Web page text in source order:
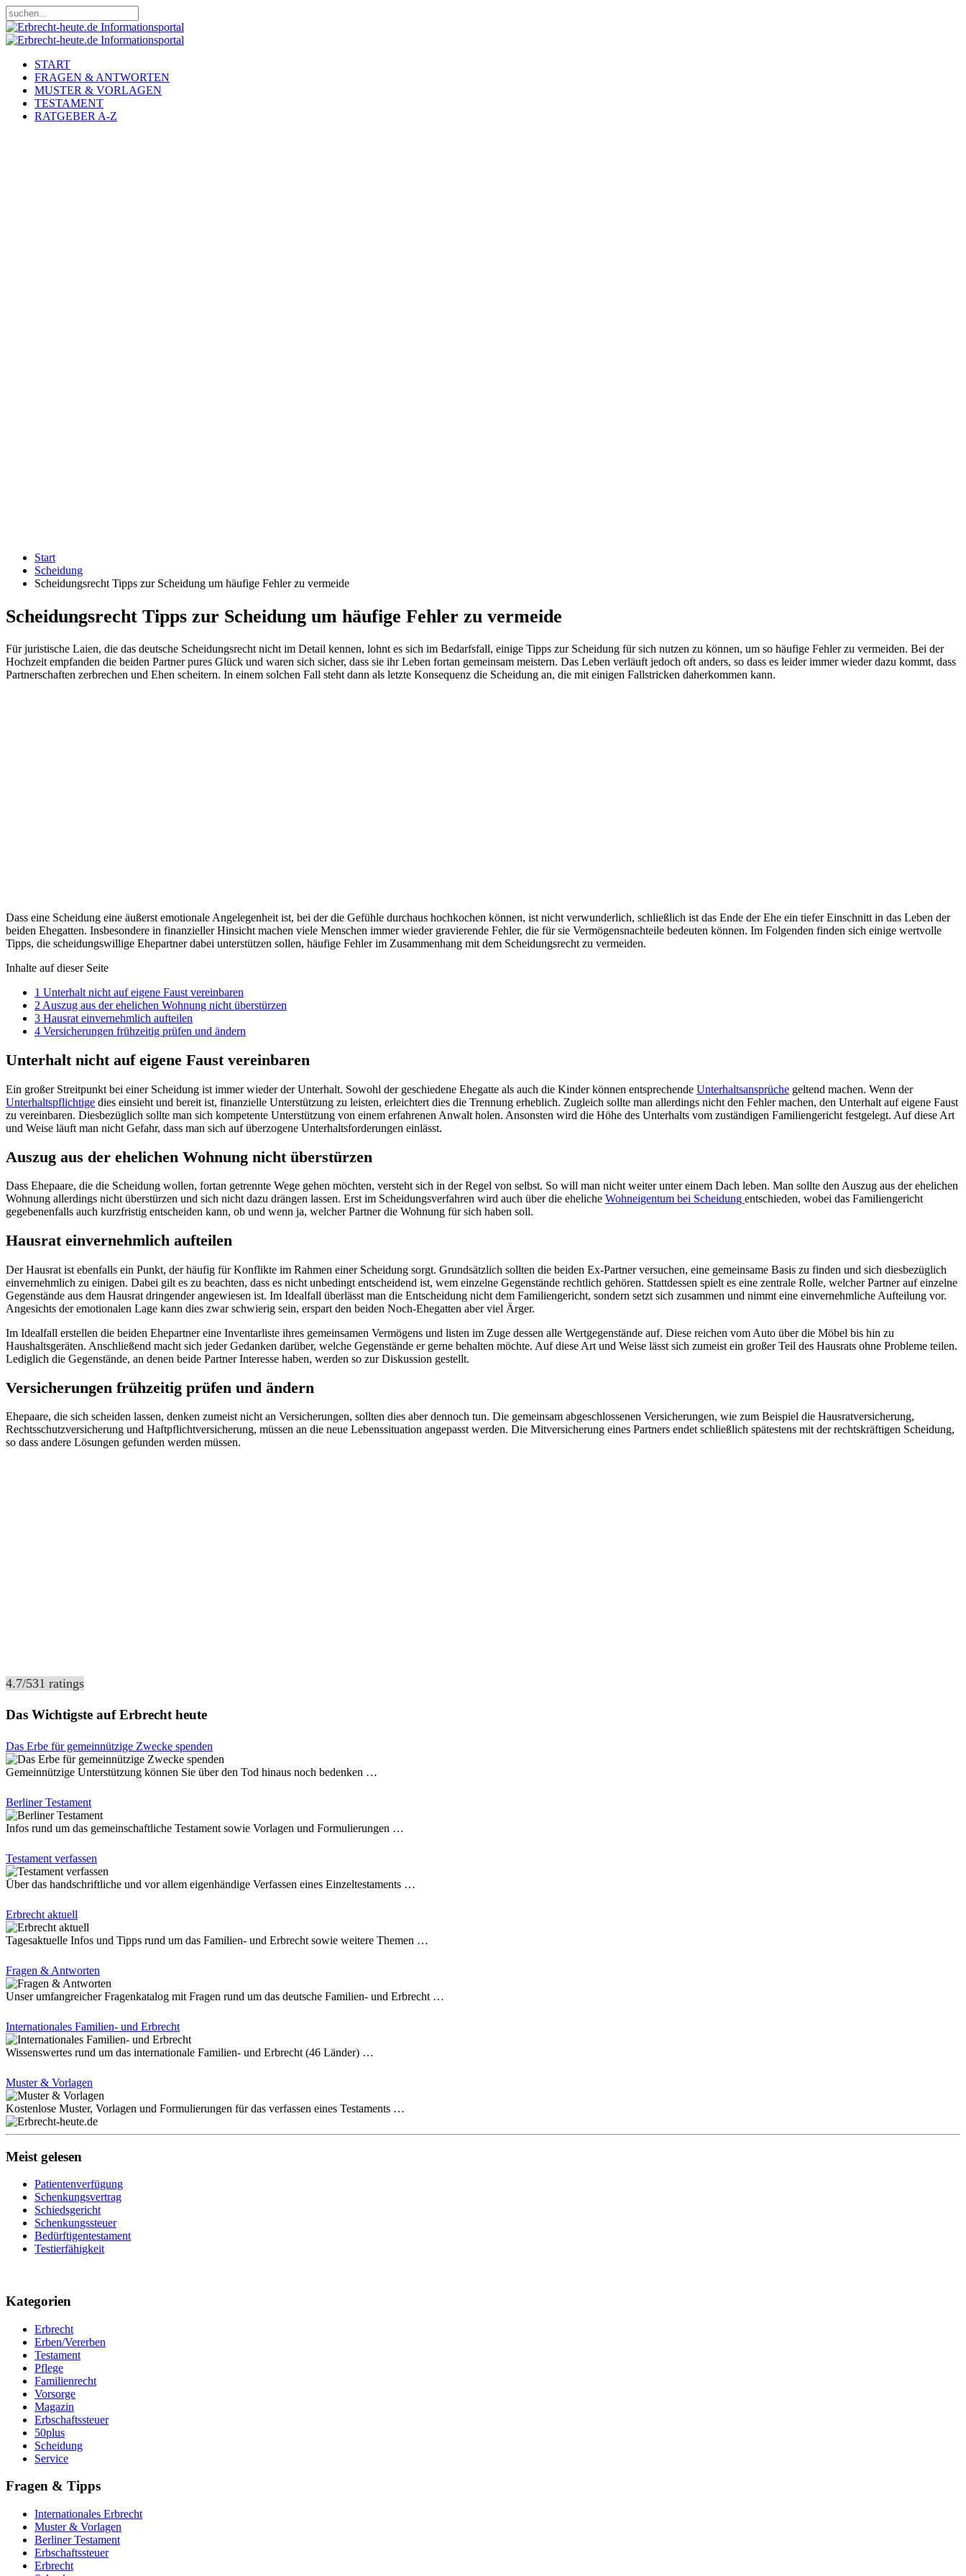
START
FRAGEN & ANTWORTEN
MUSTER & VORLAGEN
TESTAMENT
RATGEBER A-Z
Start
Scheidung
Scheidungsrecht Tipps zur Scheidung um häufige Fehler zu vermeide
Scheidungsrecht Tipps zur Scheidung um häufige Fehler zu vermeide
Für juristische Laien, die das deutsche Scheidungsrecht nicht im Detail kennen, lohnt es sich im Bedarfsfall, einige Tipps zur Scheidung für sich nutzen zu können, um so häufige Fehler zu vermeiden. Bei der
Hochzeit empfanden die beiden Partner pures Glück und waren sich sicher, dass sie ihr Leben fortan gemeinsam meistern. Das Leben verläuft jedoch oft anders, so dass es leider immer wieder dazu kommt, dass
Partnerschaften zerbrechen und Ehen scheitern. In einem solchen Fall steht dann als letzte Konsequenz die Scheidung an, die mit einigen Fallstricken daherkommen kann.
Dass eine Scheidung eine äußerst emotionale Angelegenheit ist, bei der die Gefühle durchaus hochkochen können, ist nicht verwunderlich, schließlich ist das Ende der Ehe ein tiefer Einschnitt in das Leben der
beiden Ehegatten. Insbesondere in finanzieller Hinsicht machen viele Menschen immer wieder gravierende Fehler, die für sie Vermögensnachteile bedeuten können. Im Folgenden finden sich einige wertvolle
Tipps, die scheidungswillige Ehepartner dabei unterstützen sollen, häufige Fehler im Zusammenhang mit dem Scheidungsrecht zu vermeiden.
Inhalte auf dieser Seite
1 Unterhalt nicht auf eigene Faust vereinbaren
2 Auszug aus der ehelichen Wohnung nicht überstürzen
3 Hausrat einvernehmlich aufteilen
4 Versicherungen frühzeitig prüfen und ändern
Unterhalt nicht auf eigene Faust vereinbaren
Ein großer Streitpunkt bei einer Scheidung ist immer wieder der Unterhalt. Sowohl der geschiedene Ehegatte als auch die Kinder können entsprechende Unterhaltsansprüche geltend machen. Wenn der
Unterhaltspflichtige dies einsieht und bereit ist, finanzielle Unterstützung zu leisten, erleichtert dies die Trennung erheblich. Zugleich sollte man allerdings nicht den Fehler machen, den Unterhalt auf eigene Faust
zu vereinbaren. Diesbezüglich sollte man sich kompetente Unterstützung von einem erfahrenen Anwalt holen. Ansonsten wird die Höhe des Unterhalts vom zuständigen Familiengericht festgelegt. Auf diese Art
und Weise läuft man nicht Gefahr, dass man sich auf überzogene Unterhaltsforderungen einlässt.
Auszug aus der ehelichen Wohnung nicht überstürzen
Dass Ehepaare, die die Scheidung wollen, fortan getrennte Wege gehen möchten, versteht sich in der Regel von selbst. So will man nicht weiter unter einem Dach leben. Man sollte den Auszug aus der ehelichen
Wohnung allerdings nicht überstürzen und sich nicht dazu drängen lassen. Erst im Scheidungsverfahren wird auch über die eheliche Wohneigentum bei Scheidung entschieden, wobei das Familiengericht
gegebenenfalls auch kurzfristig entscheiden kann, ob und wenn ja, welcher Partner die Wohnung für sich haben soll.
Hausrat einvernehmlich aufteilen
Der Hausrat ist ebenfalls ein Punkt, der häufig für Konflikte im Rahmen einer Scheidung sorgt. Grundsätzlich sollten die beiden Ex-Partner versuchen, eine gemeinsame Basis zu finden und sich diesbezüglich
einvernehmlich zu einigen. Dabei gilt es zu beachten, dass es nicht unbedingt entscheidend ist, wem einzelne Gegenstände rechtlich gehören. Stattdessen spielt es eine zentrale Rolle, welcher Partner auf einzelne
Gegenstände aus dem Hausrat dringender angewiesen ist. Im Idealfall überlässt man die Entscheidung nicht dem Familiengericht, sondern setzt sich zusammen und nimmt eine einvernehmliche Aufteilung vor.
Angesichts der emotionalen Lage kann dies zwar schwierig sein, erspart den beiden Noch-Ehegatten aber viel Ärger.
Im Idealfall erstellen die beiden Ehepartner eine Inventarliste ihres gemeinsamen Vermögens und listen im Zuge dessen alle Wertgegenstände auf. Diese reichen vom Auto über die Möbel bis hin zu
Haushaltsgeräten. Anschließend macht sich jeder Gedanken darüber, welche Gegenstände er gerne behalten möchte. Auf diese Art und Weise lässt sich zumeist ein großer Teil des Hausrats ohne Probleme teilen.
Lediglich die Gegenstände, an denen beide Partner Interesse haben, werden so zur Diskussion gestellt.
Versicherungen frühzeitig prüfen und ändern
Ehepaare, die sich scheiden lassen, denken zumeist nicht an Versicherungen, sollten dies aber dennoch tun. Die gemeinsam abgeschlossenen Versicherungen, wie zum Beispiel die Hausratversicherung,
Rechtsschutzversicherung und Haftpflichtversicherung, müssen an die neue Lebenssituation angepasst werden. Die Mitversicherung eines Partners endet schließlich spätestens mit der rechtskräftigen Scheidung,
so dass andere Lösungen gefunden werden müssen.
4.7/531 ratings
Das Wichtigste auf Erbrecht heute
Das Erbe für gemeinnützige Zwecke spenden
Gemeinnützige Unterstützung können Sie über den Tod hinaus noch bedenken …
Berliner Testament
Infos rund um das gemeinschaftliche Testament sowie Vorlagen und Formulierungen …
Testament verfassen
Über das handschriftliche und vor allem eigenhändige Verfassen eines Einzeltestaments …
Erbrecht aktuell
Tagesaktuelle Infos und Tipps rund um das Familien- und Erbrecht sowie weitere Themen …
Fragen & Antworten
Unser umfangreicher Fragenkatalog mit Fragen rund um das deutsche Familien- und Erbrecht …
Internationales Familien- und Erbrecht
Wissenswertes rund um das internationale Familien- und Erbrecht (46 Länder) …
Muster & Vorlagen
Kostenlose Muster, Vorlagen und Formulierungen für das verfassen eines Testaments …
Meist gelesen
Patientenverfügung
Schenkungsvertrag
Schiedsgericht
Schenkungssteuer
Bedürftigentestament
Testierfähigkeit
Kategorien
Erbrecht
Erben/Vererben
Testament
Pflege
Familienrecht
Vorsorge
Magazin
Erbschaftssteuer
50plus
Scheidung
Service
Fragen & Tipps
Internationales Erbrecht
Muster & Vorlagen
Berliner Testament
Erbschaftssteuer
Erbrecht